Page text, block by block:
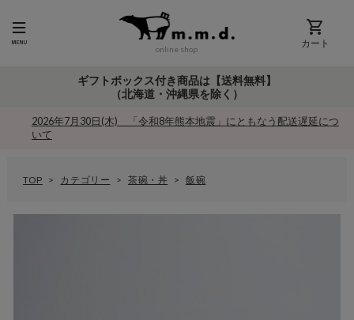
online shop カート
ギフトボックス付き商品は【送料無料】
（北海道・沖縄県を除く）
2026年7月30日(木) 「令和8年熊本地震」にともなう配送遅延につ
いて
TOP カテゴリー 茶碗・丼 飯碗